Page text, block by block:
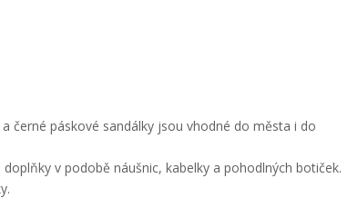
černé páskové sandálky jsou vhodné do města i do
v podobě náušnic, kabelky a pohodlných botiček.